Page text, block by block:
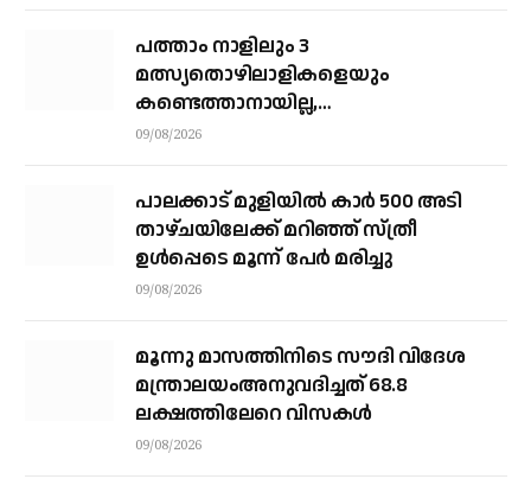
പത്താം നാളിലും 3
മത്സ്യതൊഴിലാളികളെയും
കണ്ടെത്താനായില്ല,
നാവികസേനയെത്തിയിട്ടും രക്ഷയില്ല;
09/08/2026
പാലക്കാട് മുളിയിൽ കാർ 500 അടി
താഴ്ചയിലേക്ക് മറിഞ്ഞ് സ്ത്രീ
ഉൾപ്പെടെ മൂന്ന് പേർ മരിച്ചു
09/08/2026
മൂന്നു മാസത്തിനിടെ സൗദി വിദേശ
മന്ത്രാലയംഅനുവദിച്ചത് 68.8
ലക്ഷത്തിലേറെ വിസകള്‍
09/08/2026